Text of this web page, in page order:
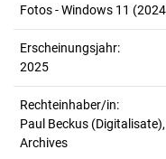
Fotos - Windows 11
Erscheinungsjahr:
2025
Rechteinhaber/in:
Paul Beckus
Archives